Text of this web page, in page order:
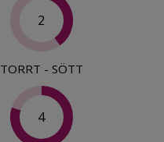
2
TORRT - SÖTT
4